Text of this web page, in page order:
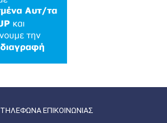
ΤΗΛΕΦΩΝΑ ΕΠΙΚΟΙΝΩΝΙΑΣ